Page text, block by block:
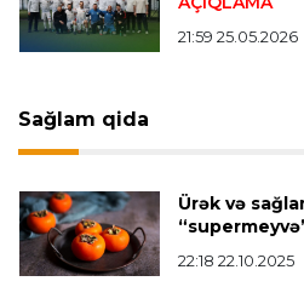
Transfer 21:49 09.08.2026
“Kristal Pelas” İsrail
Bütün xəbərlər >>>
21:59 25.05.2026
Sağlam qida
Ürək və
22:18 22.10.2025